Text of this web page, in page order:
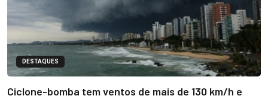
DESTAQUES
Ciclone-bomba tem ventos de mais de 130 km/h e